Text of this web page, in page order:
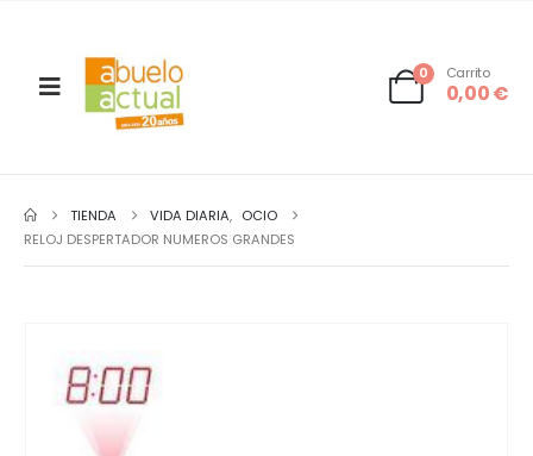
0 Carrito
0,00€
TIENDA VIDA DIARIA, OCIO
RELOJ DESPERTADOR NUMEROS GRANDES